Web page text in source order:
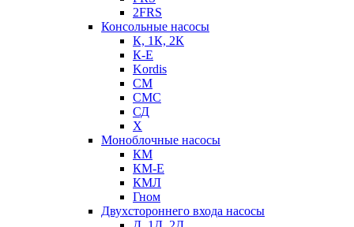
2FRS
Консольные насосы
К, 1К, 2К
К-Е
Kordis
СМ
СМС
СД
Х
Моноблочные насосы
КМ
КМ-Е
КМЛ
Гном
Двухстороннего входа насосы